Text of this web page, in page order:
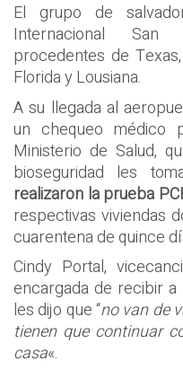
El grupo de
Internacional
procedentes de
Florida y Lousiana.
A su llegada al
un chequeo médico
Ministerio de Salud,
bioseguridad les
realizaron la prueba
respectivas viviendas
cuarentena de quince
Cindy Portal,
encargada de recibir
les dijo que “no van de
tienen que continuar
casa«.